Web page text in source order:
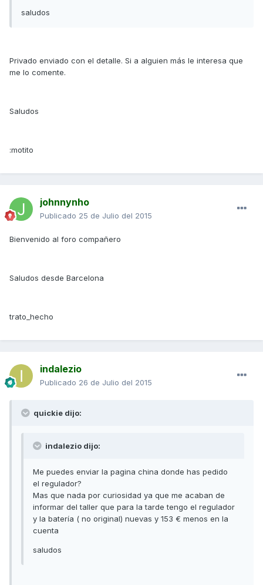
saludos
Privado enviado con el detalle. Si a alguien más le interesa que
me lo comente.
Saludos
:motito
johnnynho
Publicado 25 de Julio del 2015
Bienvenido al foro compañero
Saludos desde Barcelona
trato_hecho
indalezio
Publicado 26 de Julio del 2015
quickie dijo:
indalezio dijo:
Me puedes enviar la pagina china donde has pedido
el regulador?
Mas que nada por curiosidad ya que me acaban de
informar del taller que para la tarde tengo el regulador
y la batería ( no original) nuevas y 153 € menos en la
cuenta
saludos